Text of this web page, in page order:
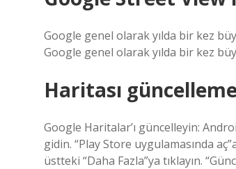
Google genel olarak yılda bir kez
Google genel olarak yılda bir kez
Haritası güncelleme
Google Haritalar’ı güncelleyin:
gidin. “Play Store uygulamasında
üstteki “Daha Fazla”ya tıklayın.